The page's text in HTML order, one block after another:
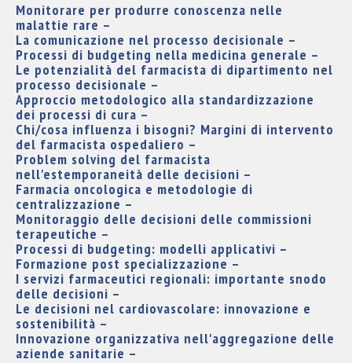
Monitorare per produrre conoscenza nelle
malattie rare –
La comunicazione nel processo decisionale –
Processi di budgeting nella medicina generale –
Le potenzialità del farmacista di dipartimento nel
processo decisionale –
Approccio metodologico alla standardizzazione
dei processi di cura –
Chi/cosa influenza i bisogni? Margini di intervento
del farmacista ospedaliero –
Problem solving del farmacista
nell'estemporaneità delle decisioni –
Farmacia oncologica e metodologie di
centralizzazione –
Monitoraggio delle decisioni delle commissioni
terapeutiche –
Processi di budgeting: modelli applicativi –
Formazione post specializzazione –
I servizi farmaceutici regionali: importante snodo
delle decisioni –
Le decisioni nel cardiovascolare: innovazione e
sostenibilità –
Innovazione organizzativa nell'aggregazione delle
aziende sanitarie –